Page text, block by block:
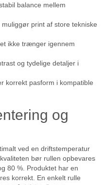
balance mellem
muliggør print af store tekniske
ikke trænger igennem
og tydelige detaljer i
korrekt pasform i kompatible
og
ved en driftstemperatur
bør rullen opbevares
80 %. Produktet har en
korrekt. En enkelt rulle